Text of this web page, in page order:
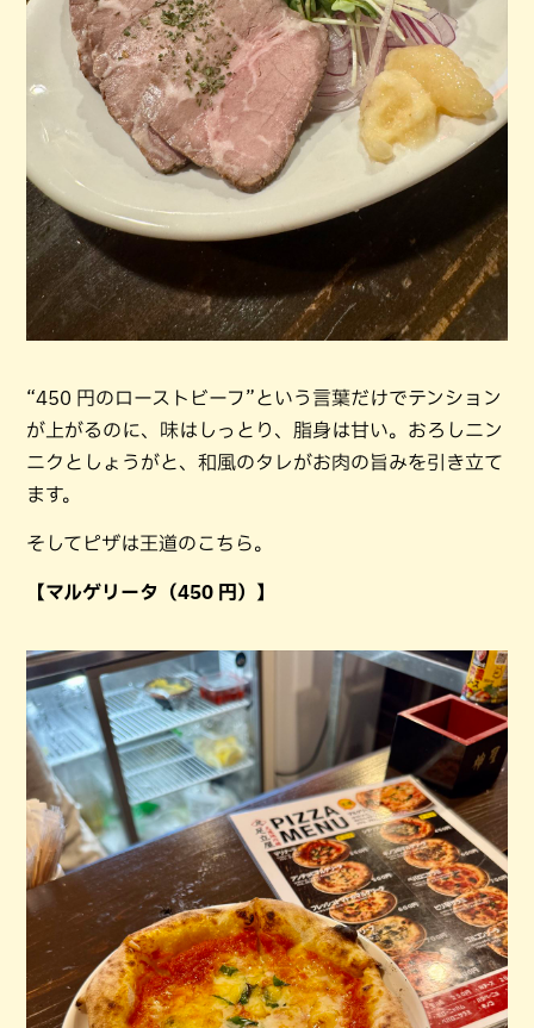
“450 円のローストビーフ”という言葉だけでテンション
が上がるのに、味はしっとり、脂身は甘い。おろしニン
ニクとしょうがと、和風のタレがお肉の旨みを引き立て
ます。
そしてピザは王道のこちら。
【マルゲリータ（450 円）】